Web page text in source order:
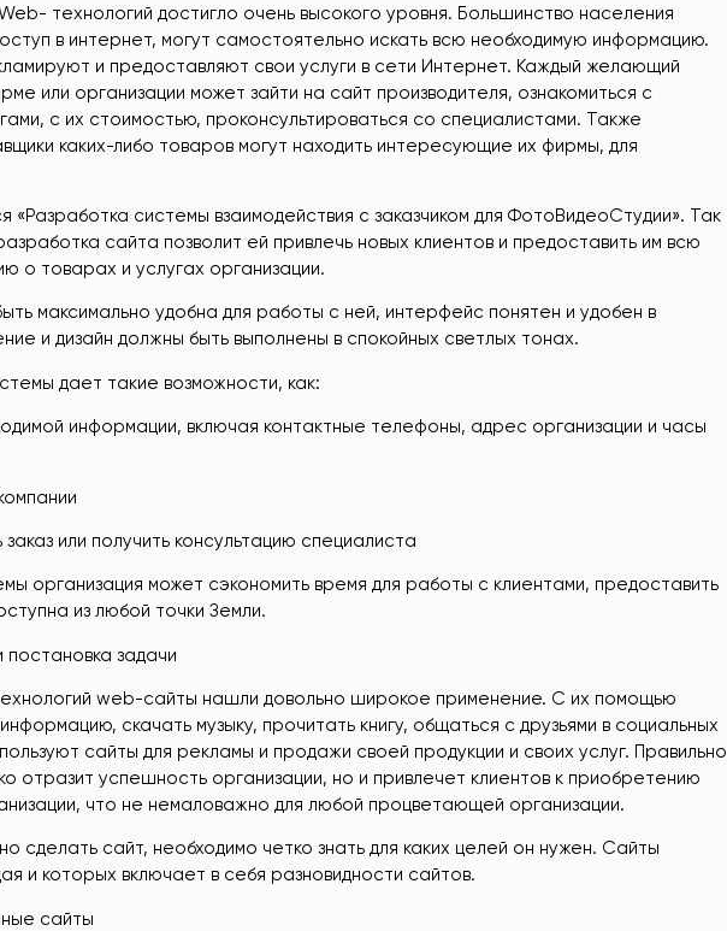
технологий достигло очень высокого уровня. Большинство населения
в интернет, могут самостоятельно искать всю необходимую информацию.
и предоставляют свои услуги в сети Интернет. Каждый желающий
или организации может зайти на сайт производителя, ознакомиться с
с их стоимостью, проконсультироваться со специалистами. Также
каких-либо товаров могут находить интересующие их фирмы, для
«Разработка системы взаимодействия с заказчиком для ФотоВидеоСтудии». Так
сайта позволит ей привлечь новых клиентов и предоставить им всю
о товарах и услугах организации.
максимально удобна для работы с ней, интерфейс понятен и удобен в
и дизайн должны быть выполнены в спокойных светлых тонах.
дает такие возможности, как:
информации, включая контактные телефоны, адрес организации и часы
или получить консультацию специалиста
организация может сэкономить время для работы с клиентами, предоставить
из любой точки Земли.
постановка задачи
web-сайты нашли довольно широкое применение. С их помощью
скачать музыку, прочитать книгу, общаться с друзьями в социальных
сайты для рекламы и продажи своей продукции и своих услуг. Правильно
отразит успешность организации, но и привлечет клиентов к приобретению
что не немаловажно для любой процветающей организации.
сделать сайт, необходимо четко знать для каких целей он нужен. Сайты
и которых включает в себя разновидности сайтов.
сайты